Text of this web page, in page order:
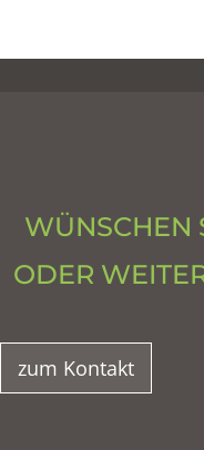
WÜNSCHEN
ODER
zum Kontakt